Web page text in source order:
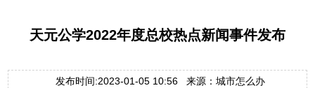
天元公学2022年度总校热点新闻事件发布
发布时间:2023-01-05 10:56 来源：城市怎么办